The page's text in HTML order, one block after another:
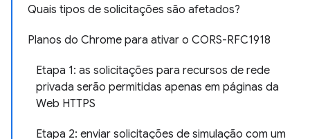
Quais tipos de solicitações são afetados?
Planos do Chrome para ativar o CORS-RFC1918
Etapa 1: as solicitações para recursos de rede
privada serão permitidas apenas em páginas da
Web HTTPS
Etapa 2: enviar solicitações de simulação com um